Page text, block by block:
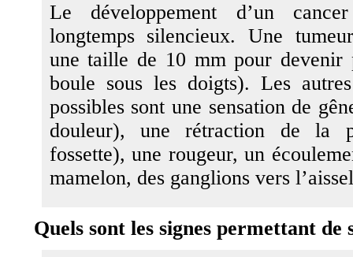
Le développement d’un
longtemps silencieux. Une
une taille de 10 mm pour devenir
boule sous les doigts). Les
possibles sont une sensation de
douleur), une rétraction de la
fossette), une rougeur, un
mamelon, des ganglions vers
Quels sont les signes permettant